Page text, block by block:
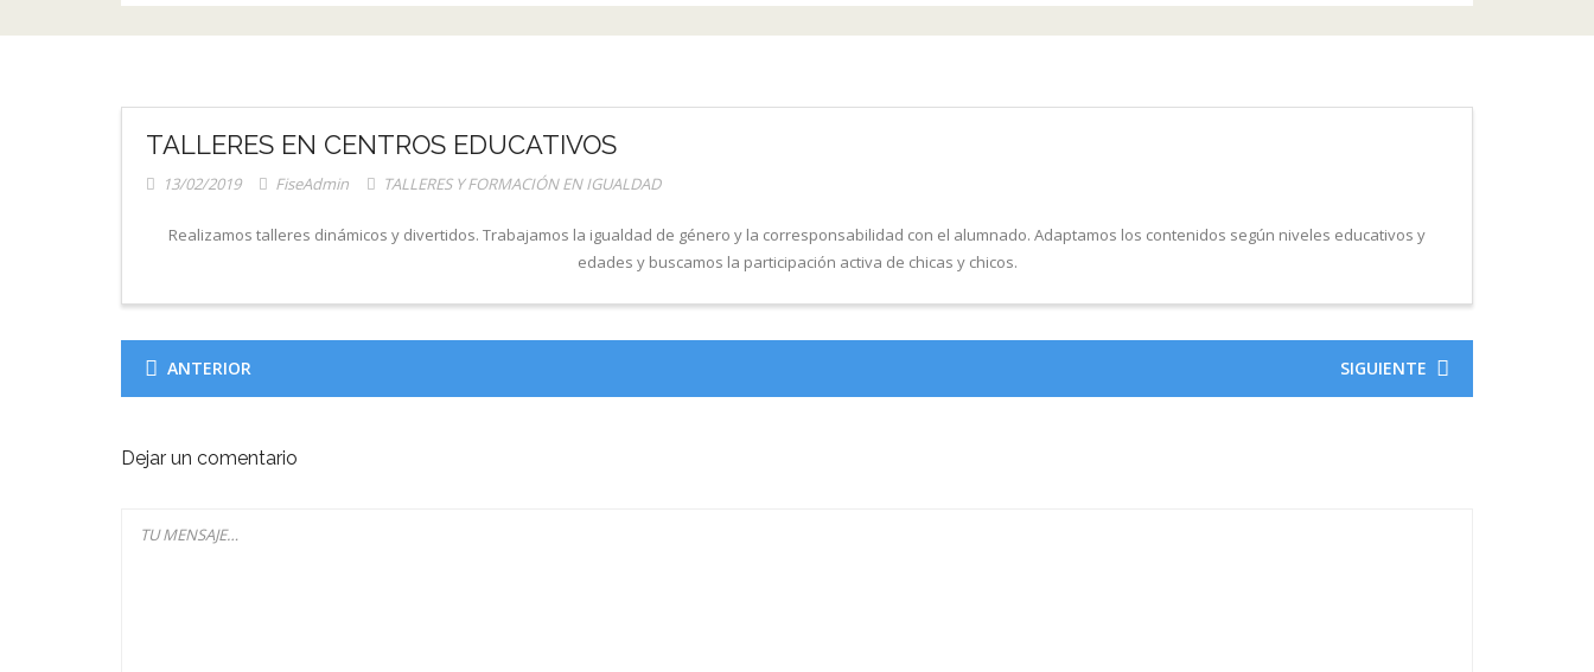
TALLERES EN CENTROS EDUCATIVOS
13/02/2019 FiseAdmin TALLERES Y FORMACIÓN EN IGUALDAD
Realizamos talleres dinámicos y divertidos. Trabajamos la igualdad de género y la corresponsabilidad con el alumnado. Adaptamos los contenidos según niveles educativos y
edades y buscamos la participación activa de chicas y chicos.
ANTERIOR SIGUIENTE
Dejar un comentario